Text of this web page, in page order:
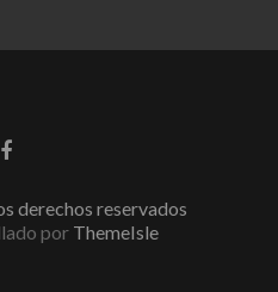
Enlace
derechos reservados
por ThemeIsle